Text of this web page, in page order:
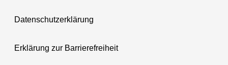
Datenschutzerklärung
Erklärung zur Barrierefreiheit